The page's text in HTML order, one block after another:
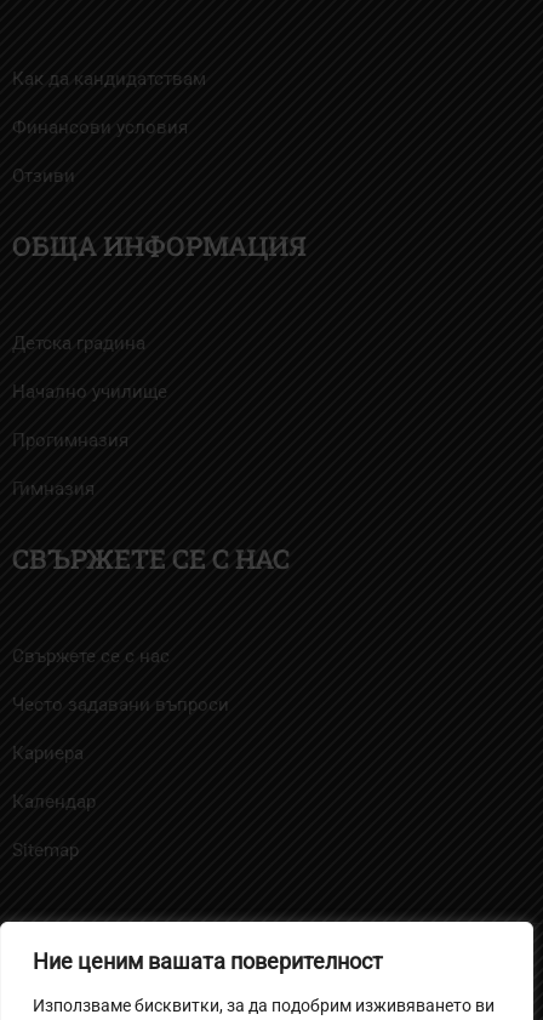
Ние ценим вашата поверителност
Използваме бисквитки, за да подобрим изживяването ви
Как да кандидатствам
Финансови условия
Отзиви
ОБЩА ИНФОРМАЦИЯ
Детска градина
Начално училище
Прогимназия
Гимназия
СВЪРЖЕТЕ СЕ С НАС
Свържете се с нас
Често задавани въпроси
Кариера
Календар
Sitemap